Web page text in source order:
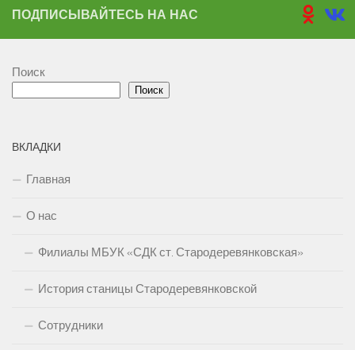
ПОДПИСЫВАЙТЕСЬ НА НАС
Поиск
Поиск
ВКЛАДКИ
Главная
О нас
Филиалы МБУК «СДК ст. Стародеревянковская»
История станицы Стародеревянковской
Сотрудники